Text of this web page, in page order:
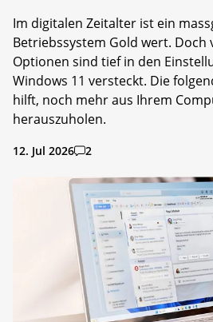
Im digitalen Zeitalter ist ein
Betriebssystem Gold wert. Doch
Optionen sind tief in den
Windows 11 versteckt. Die
hilft, noch mehr aus Ihrem
herauszuholen.
12. Jul 2026 2